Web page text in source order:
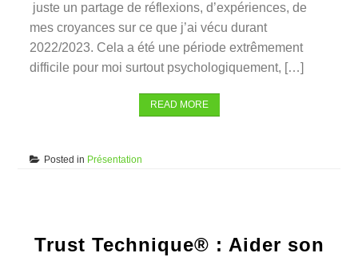
juste un partage de réflexions, d’expériences, de
mes croyances sur ce que j’ai vécu durant
2022/2023. Cela a été une période extrêmement
difficile pour moi surtout psychologiquement, […]
READ MORE
Posted in Présentation
Trust Technique® : Aider son